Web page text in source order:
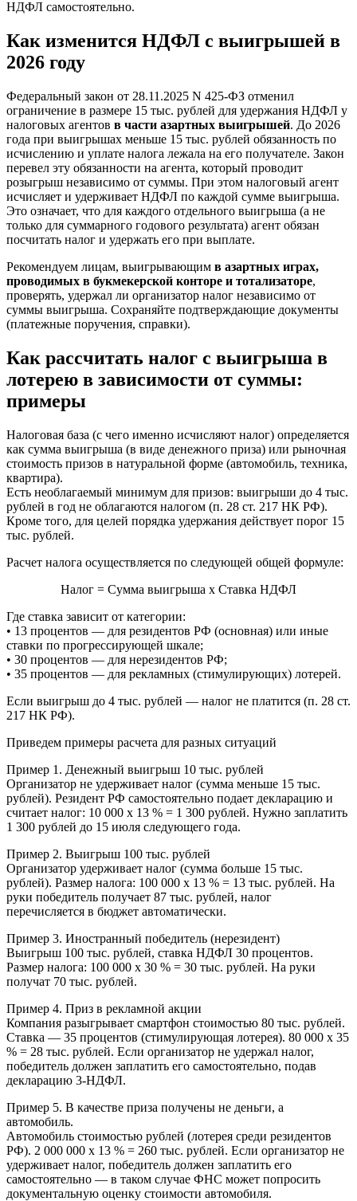
НДФЛ самостоятельно.
Как изменится НДФЛ с выигрышей в
2026 году
Федеральный закон от 28.11.2025 N 425-ФЗ отменил
ограничение в размере 15 тыс. рублей для удержания НДФЛ у
налоговых агентов в части азартных выигрышей. До 2026
года при выигрышах меньше 15 тыс. рублей обязанность по
исчислению и уплате налога лежала на его получателе. Закон
перевел эту обязанности на агента, который проводит
розыгрыш независимо от суммы. При этом налоговый агент
исчисляет и удерживает НДФЛ по каждой сумме выигрыша.
Это означает, что для каждого отдельного выигрыша (а не
только для суммарного годового результата) агент обязан
посчитать налог и удержать его при выплате.
Рекомендуем лицам, выигрывающим в азартных играх,
проводимых в букмекерской конторе и тотализаторе,
проверять, удержал ли организатор налог независимо от
суммы выигрыша. Сохраняйте подтверждающие документы
(платежные поручения, справки).
Как рассчитать налог с выигрыша в
лотерею в зависимости от суммы:
примеры
Налоговая база (с чего именно исчисляют налог) определяется
как сумма выигрыша (в виде денежного приза) или рыночная
стоимость призов в натуральной форме (автомобиль, техника,
квартира).
Есть необлагаемый минимум для призов: выигрыши до 4 тыс.
рублей в год не облагаются налогом (п. 28 ст. 217 НК РФ).
Кроме того, для целей порядка удержания действует порог 15
тыс. рублей.
Расчет налога осуществляется по следующей общей формуле:
Налог = Сумма выигрыша х Ставка НДФЛ
Где ставка зависит от категории:
• 13 процентов — для резидентов РФ (основная) или иные
ставки по прогрессирующей шкале;
• 30 процентов — для нерезидентов РФ;
• 35 процентов — для рекламных (стимулирующих) лотерей.
Если выигрыш до 4 тыс. рублей — налог не платится (п. 28 ст.
217 НК РФ).
Приведем примеры расчета для разных ситуаций
Пример 1. Денежный выигрыш 10 тыс. рублей
Организатор не удерживает налог (сумма меньше 15 тыс.
рублей). Резидент РФ самостоятельно подает декларацию и
считает налог: 10 000 х 13 % = 1 300 рублей. Нужно заплатить
1 300 рублей до 15 июля следующего года.
Пример 2. Выигрыш 100 тыс. рублей
Организатор удерживает налог (сумма больше 15 тыс.
рублей). Размер налога: 100 000 х 13 % = 13 тыс. рублей. На
руки победитель получает 87 тыс. рублей, налог
перечисляется в бюджет автоматически.
Пример 3. Иностранный победитель (нерезидент)
Выигрыш 100 тыс. рублей, ставка НДФЛ 30 процентов.
Размер налога: 100 000 х 30 % = 30 тыс. рублей. На руки
получат 70 тыс. рублей.
Пример 4. Приз в рекламной акции
Компания разыгрывает смартфон стоимостью 80 тыс. рублей.
Ставка — 35 процентов (стимулирующая лотерея). 80 000 х 35
% = 28 тыс. рублей. Если организатор не удержал налог,
победитель должен заплатить его самостоятельно, подав
декларацию 3-НДФЛ.
Пример 5. В качестве приза получены не деньги, а
автомобиль.
Автомобиль стоимостью рублей (лотерея среди резидентов
РФ). 2 000 000 х 13 % = 260 тыс. рублей. Если организатор не
удерживает налог, победитель должен заплатить его
самостоятельно — в таком случае ФНС может попросить
документальную оценку стоимости автомобиля.